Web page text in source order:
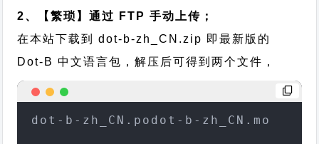
2、【繁琐】通过 FTP 手动上传；
在本站下载到dot-b-zh_CN.zip 即最新版的
Dot-B 中文语言包，解压后可得到两个文件，
dot-b-zh_CN.podot-b-zh_CN.mo